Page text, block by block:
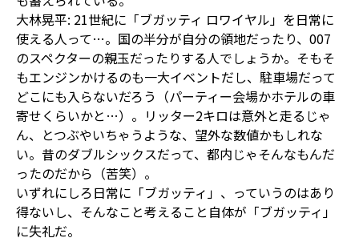
大林晃平: 21世紀に「ブガッティ ロワイヤル」を日常に
使える人って…。国の半分が自分の領地だったり、007
のスペクターの親玉だったりする人でしょうか。そもそ
もエンジンかけるのも一大イベントだし、駐車場だって
どこにも入らないだろう（パーティー会場かホテルの車
寄せくらいかと…）。リッター2キロは意外と走るじゃ
ん、とつぶやいちゃうような、望外な数値かもしれな
い。昔のダブルシックスだって、都内じゃそんなもんだ
ったのだから（苦笑）。
いずれにしろ日常に「ブガッティ」、っていうのはあり
得ないし、そんなこと考えること自体が「ブガッティ」
に失礼だ。